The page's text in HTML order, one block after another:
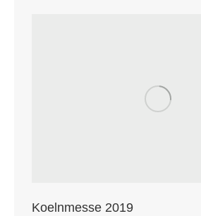
Koelnmesse 2019